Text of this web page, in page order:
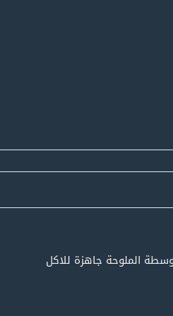
الملوحة جاهزة للاكل